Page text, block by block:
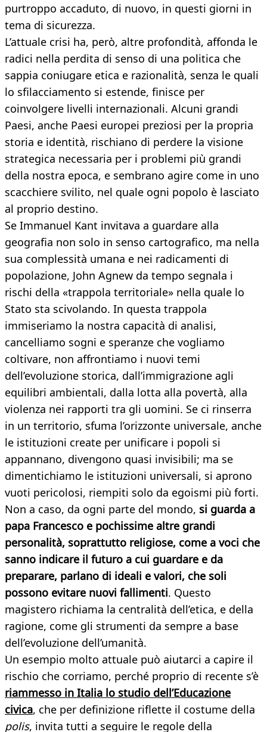
purtroppo accaduto, di nuovo, in questi giorni in
tema di sicurezza.
L’attuale crisi ha, però, altre profondità, affonda le
radici nella perdita di senso di una politica che
sappia coniugare etica e razionalità, senza le quali
lo sfilacciamento si estende, finisce per
coinvolgere livelli internazionali. Alcuni grandi
Paesi, anche Paesi europei preziosi per la propria
storia e identità, rischiano di perdere la visione
strategica necessaria per i problemi più grandi
della nostra epoca, e sembrano agire come in uno
scacchiere svilito, nel quale ogni popolo è lasciato
al proprio destino.
Se Immanuel Kant invitava a guardare alla
geografia non solo in senso cartografico, ma nella
sua complessità umana e nei radicamenti di
popolazione, John Agnew da tempo segnala i
rischi della «trappola territoriale» nella quale lo
Stato sta scivolando. In questa trappola
immiseriamo la nostra capacità di analisi,
cancelliamo sogni e speranze che vogliamo
coltivare, non affrontiamo i nuovi temi
dell’evoluzione storica, dall’immigrazione agli
equilibri ambientali, dalla lotta alla povertà, alla
violenza nei rapporti tra gli uomini. Se ci rinserra
in un territorio, sfuma l’orizzonte universale, anche
le istituzioni create per unificare i popoli si
appannano, divengono quasi invisibili; ma se
dimentichiamo le istituzioni universali, si aprono
vuoti pericolosi, riempiti solo da egoismi più forti.
Non a caso, da ogni parte del mondo, si guarda a
papa Francesco e pochissime altre grandi
personalità, soprattutto religiose, come a voci che
sanno indicare il futuro a cui guardare e da
preparare, parlano di ideali e valori, che soli
possono evitare nuovi fallimenti. Questo
magistero richiama la centralità dell’etica, e della
ragione, come gli strumenti da sempre a base
dell’evoluzione dell’umanità.
Un esempio molto attuale può aiutarci a capire il
rischio che corriamo, perché proprio di recente s’è
riammesso in Italia lo studio dell’Educazione
civica, che per definizione riflette il costume della
polis, invita tutti a seguire le regole della